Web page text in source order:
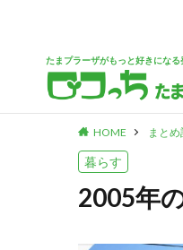
たまプラーザがもっと好きになる
HOME まと
暮らす
2005年